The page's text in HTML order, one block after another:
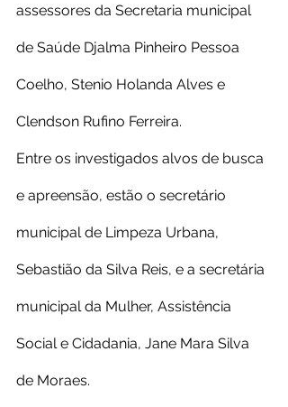
assessores da Secretaria municipal
de Saúde Djalma Pinheiro Pessoa
Coelho, Stenio Holanda Alves e
Clendson Rufino Ferreira.
Entre os investigados alvos de busca
e apreensão, estão o secretário
municipal de Limpeza Urbana,
Sebastião da Silva Reis, e a secretária
municipal da Mulher, Assistência
Social e Cidadania, Jane Mara Silva
de Moraes.